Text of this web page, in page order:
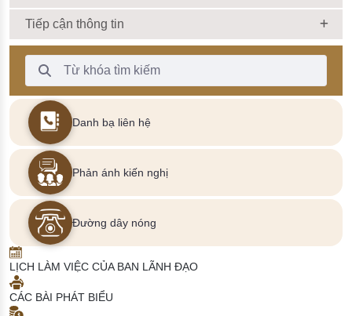
Tiếp cận thông tin
Thanh Tìm kiếm
Danh bạ liên hệ
Phản ánh kiến nghị
Đường dây nóng
LỊCH LÀM VIỆC CỦA BAN LÃNH ĐẠO
CÁC BÀI PHÁT BIỂU